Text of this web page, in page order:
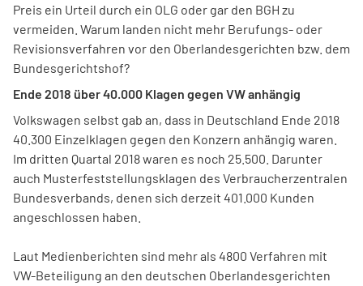
Preis ein Urteil durch ein OLG oder gar den BGH zu
vermeiden. Warum landen nicht mehr Berufungs- oder
Revisionsverfahren vor den Oberlandesgerichten bzw. dem
Bundesgerichtshof?
Ende 2018 über 40.000 Klagen gegen VW anhängig
Volkswagen selbst gab an, dass in Deutschland Ende 2018
40.300 Einzelklagen gegen den Konzern anhängig waren.
Im dritten Quartal 2018 waren es noch 25.500. Darunter
auch Musterfeststellungsklagen des Verbraucherzentralen
Bundesverbands, denen sich derzeit 401.000 Kunden
angeschlossen haben.
Laut Medienberichten sind mehr als 4800 Verfahren mit
VW-Beteiligung an den deutschen Oberlandesgerichten